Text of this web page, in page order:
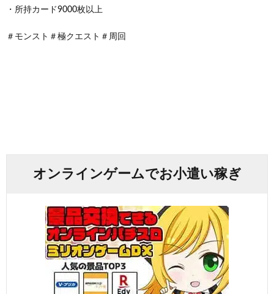
・所持カード9000枚以上
＃モンスト＃極クエスト＃周回
オンラインゲームでお小遣い稼ぎ